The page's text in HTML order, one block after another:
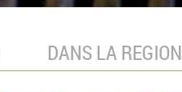
DANS LA REGION